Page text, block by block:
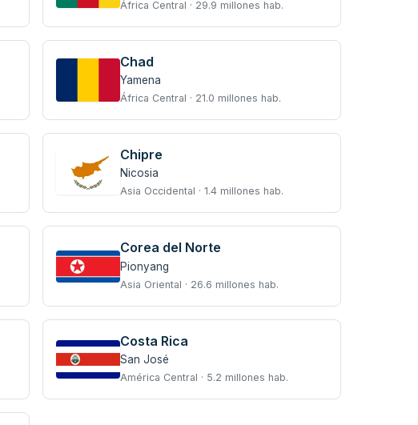
África Central · 29.9 millones hab.
Chad
Yamena
África Central · 21.0 millones hab.
Chipre
Nicosia
Asia Occidental · 1.4 millones hab.
Corea del Norte
Pionyang
Asia Oriental · 26.6 millones hab.
Costa Rica
San José
América Central · 5.2 millones hab.